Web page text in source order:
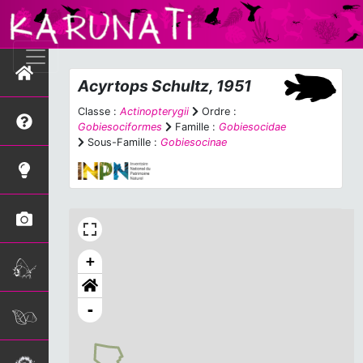
Acyrtops Schultz, 1951
Classe : Actinopterygii
Ordre :
Gobiesociformes
Famille : Gobiesocidae
Sous-Famille : Gobiesocinae
+
-